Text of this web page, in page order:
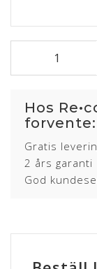
Hos
forvente:
Gratis
2 års garanti
God